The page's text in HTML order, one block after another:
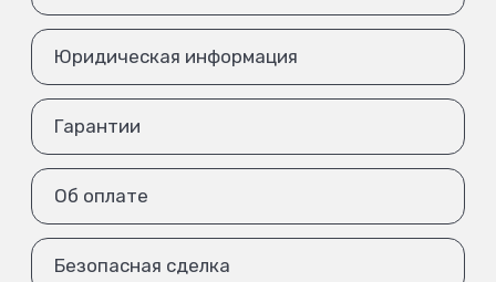
Юридическая информация
Гарантии
Об оплате
Безопасная сделка